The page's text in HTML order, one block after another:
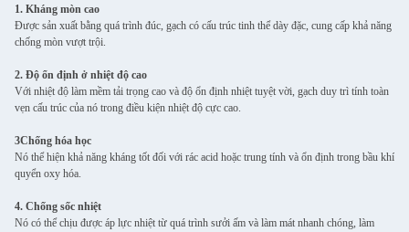
1. Kháng mòn cao
Được sản xuất bằng quá trình đúc, gạch có cấu trúc tinh thể dày đặc, cung cấp khả năng
chống mòn vượt trội.
2. Độ ổn định ở nhiệt độ cao
Với nhiệt độ làm mềm tải trọng cao và độ ổn định nhiệt tuyệt vời, gạch duy trì tính toàn
vẹn cấu trúc của nó trong điều kiện nhiệt độ cực cao.
3Chống hóa học
Nó thể hiện khả năng kháng tốt đối với rác acid hoặc trung tính và ổn định trong bầu khí
quyển oxy hóa.
4. Chống sốc nhiệt
Nó có thể chịu được áp lực nhiệt từ quá trình sưởi ấm và làm mát nhanh chóng, làm